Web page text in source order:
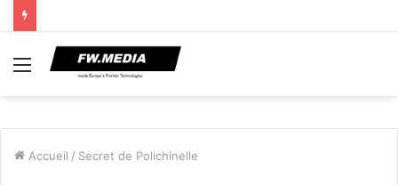
Menu
Accueil / Secret de Polichinelle